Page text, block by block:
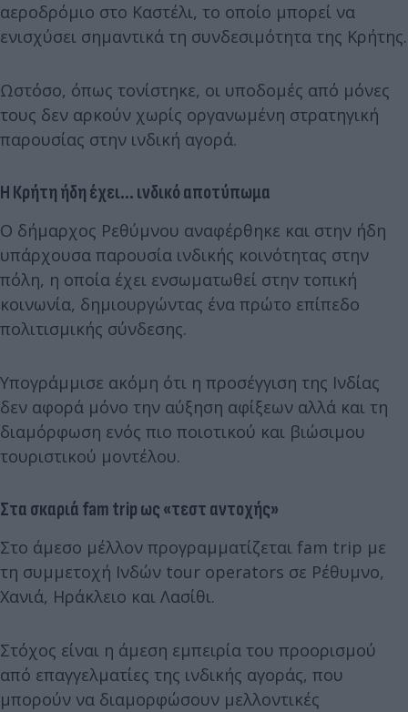
αεροδρόμιο στο Καστέλι, το οποίο μπορεί να
ενισχύσει σημαντικά τη συνδεσιμότητα της Κρήτης.
Ωστόσο, όπως τονίστηκε, οι υποδομές από μόνες
τους δεν αρκούν χωρίς οργανωμένη στρατηγική
παρουσίας στην ινδική αγορά.
Η Κρήτη ήδη έχει… ινδικό αποτύπωμα
Ο δήμαρχος Ρεθύμνου αναφέρθηκε και στην ήδη
υπάρχουσα παρουσία ινδικής κοινότητας στην
πόλη, η οποία έχει ενσωματωθεί στην τοπική
κοινωνία, δημιουργώντας ένα πρώτο επίπεδο
πολιτισμικής σύνδεσης.
Υπογράμμισε ακόμη ότι η προσέγγιση της Ινδίας
δεν αφορά μόνο την αύξηση αφίξεων αλλά και τη
διαμόρφωση ενός πιο ποιοτικού και βιώσιμου
τουριστικού μοντέλου.
Στα σκαριά fam trip ως «τεστ αντοχής»
Στο άμεσο μέλλον προγραμματίζεται fam trip με
τη συμμετοχή Ινδών tour operators σε Ρέθυμνο,
Χανιά, Ηράκλειο και Λασίθι.
Στόχος είναι η άμεση εμπειρία του προορισμού
από επαγγελματίες της ινδικής αγοράς, που
μπορούν να διαμορφώσουν μελλοντικές